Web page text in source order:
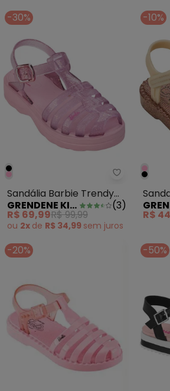
-30%
Grendene
Sandália Barbie Trendy
Rosa
GRENDENE KIDS (3)
R$ 69,99R$ 99,99
ou 2x de R$ 34,99 sem juros
-10%
R$
-20% -50%